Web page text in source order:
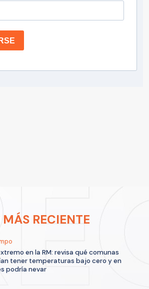
MÁS RECIENTE
en la RM: revisa qué comunas
tener temperaturas bajo cero y en
podría nevar